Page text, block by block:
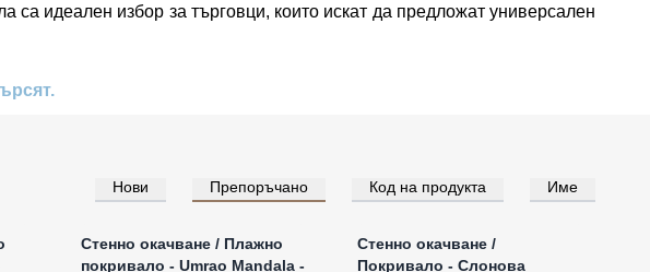
идеален избор за търговци, които искат да предложат универсален
Нови Препоръчано Код на продукта Име
Влезте за цени на едро
Стенно окачване / Плажно
покривало - Umrao Mandala -
Влезте за цени на едро
Стенно окачване /
Покривало - Слонова